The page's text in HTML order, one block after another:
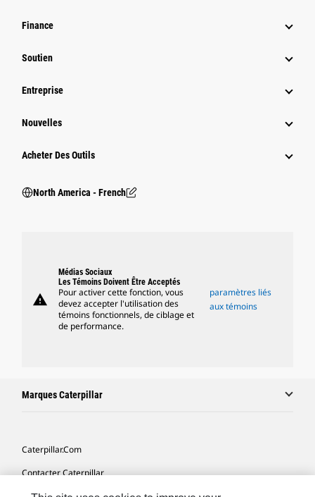
Finance
Soutien
Entreprise
Nouvelles
Acheter Des Outils
North America - French
warning
Médias Sociaux
Les Témoins Doivent Être Acceptés
Pour activer cette fonction, vous
devez accepter l'utilisation des
témoins fonctionnels, de ciblage et
de performance.
paramètres liés
aux témoins
Marques Caterpillar
Caterpillar.com
Contacter Caterpillar